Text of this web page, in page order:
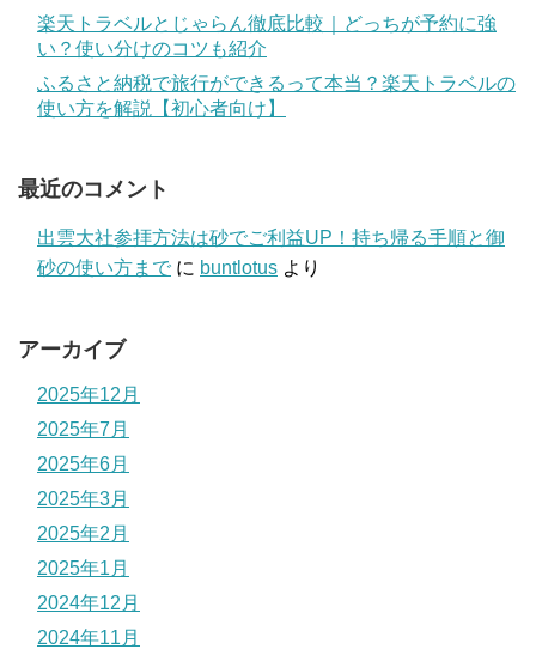
楽天トラベルとじゃらん徹底比較｜どっちが予約に強
い？使い分けのコツも紹介
ふるさと納税で旅行ができるって本当？楽天トラベルの
使い方を解説【初心者向け】
最近のコメント
出雲大社参拝方法は砂でご利益UP！持ち帰る手順と御
砂の使い方まで に buntlotus より
アーカイブ
2025年12月
2025年7月
2025年6月
2025年3月
2025年2月
2025年1月
2024年12月
2024年11月